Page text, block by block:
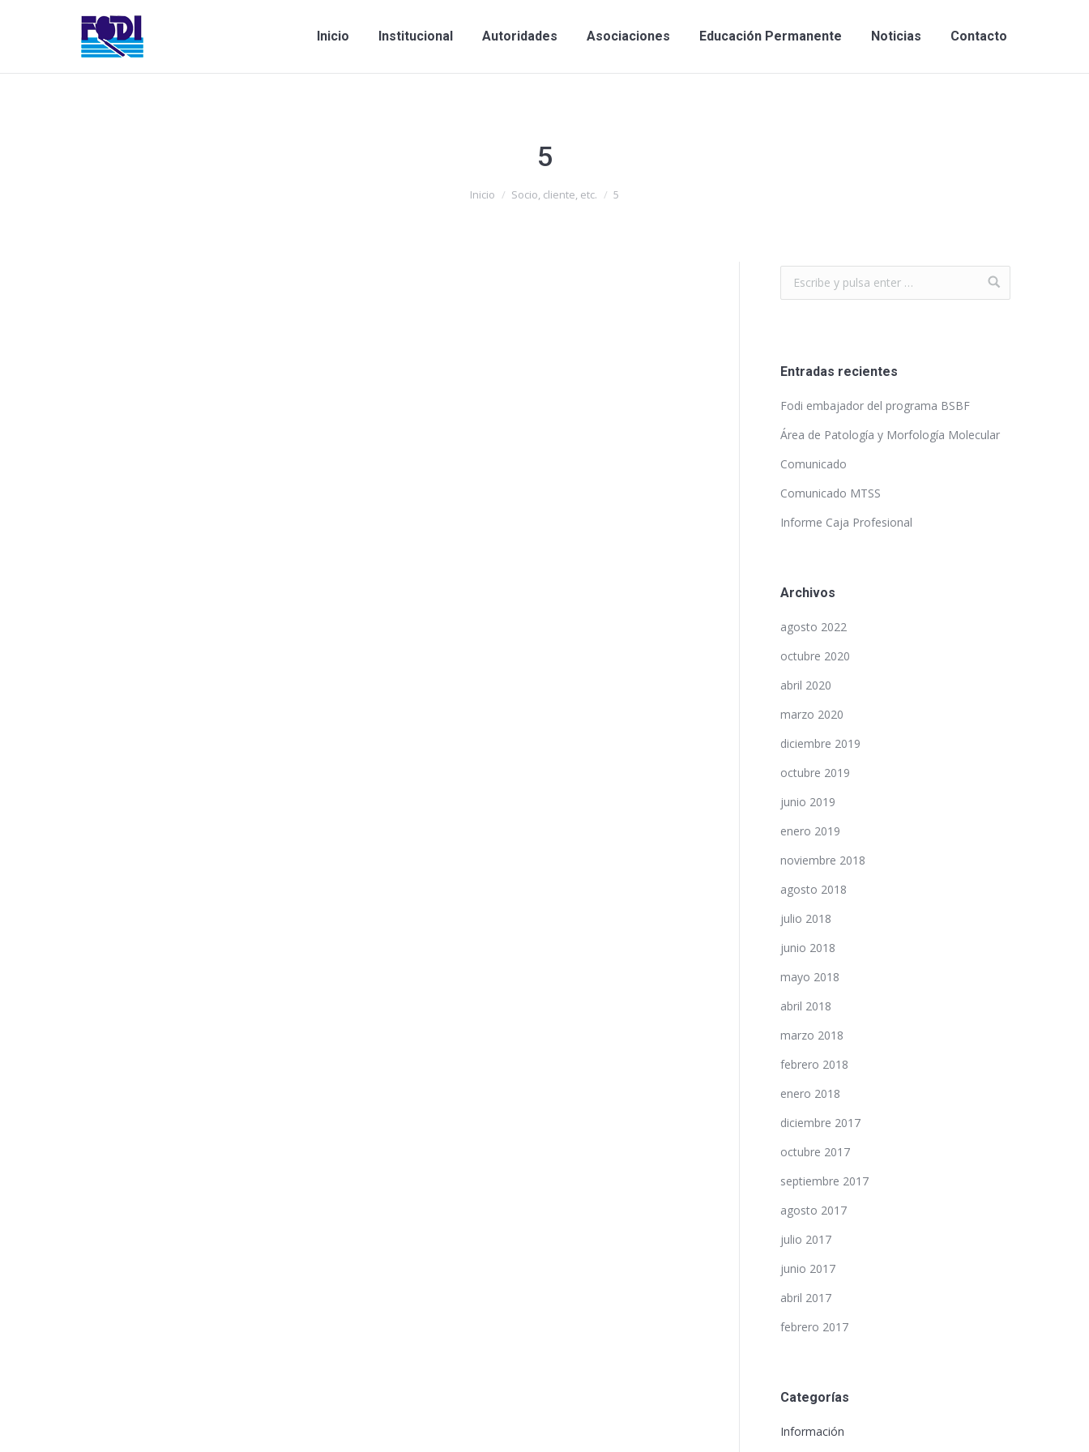
Inicio Institucional Autoridades Asociaciones Educación Permanente Noticias Contacto
5
Inicio Socio, cliente, etc. 5
Entradas recientes
Fodi embajador del programa BSBF
Área de Patología y Morfología Molecular
Comunicado
Comunicado MTSS
Informe Caja Profesional
Archivos
agosto 2022
octubre 2020
abril 2020
marzo 2020
diciembre 2019
octubre 2019
junio 2019
enero 2019
noviembre 2018
agosto 2018
julio 2018
junio 2018
mayo 2018
abril 2018
marzo 2018
febrero 2018
enero 2018
diciembre 2017
octubre 2017
septiembre 2017
agosto 2017
julio 2017
junio 2017
abril 2017
febrero 2017
Categorías
Información